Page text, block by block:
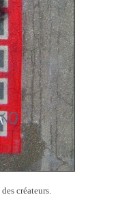
créateurs.